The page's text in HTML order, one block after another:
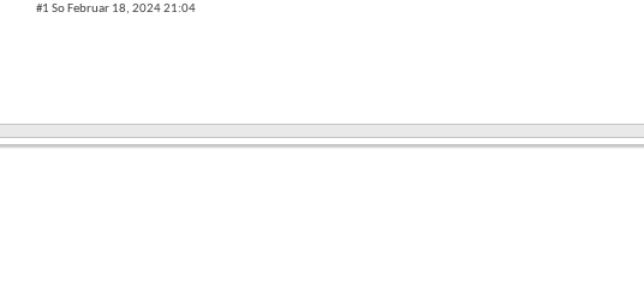
#1 So Februar 18, 2024 21:04